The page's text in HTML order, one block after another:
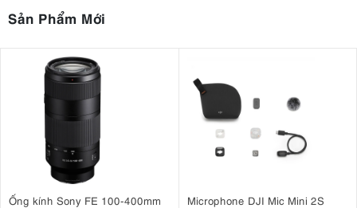
Sản Phẩm Mới
Ống kính Sony FE 100-400mm
Microphone DJI Mic Mini 2S